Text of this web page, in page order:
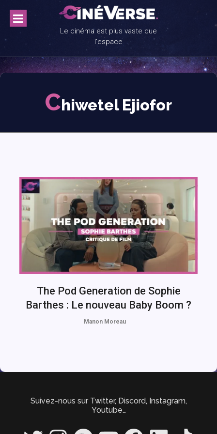
content
Le cinéma est plus vaste que
l'espace
Chiwetel Ejiofor
The Pod Generation de Sophie
Barthes : Le nouveau Baby Boom ?
Manon Moreau
Suivez-nous sur Twitter, Discord, Instagram,
Youtube…
Twitter InstagramSpotify YouTube FacebookLinkedIn TikTok